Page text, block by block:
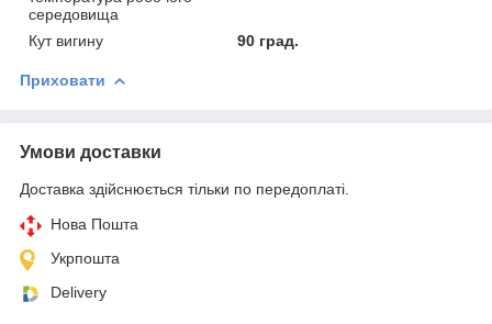
середовища
Кут вигину 90 град.
Приховати
Умови доставки
Доставка здійснюється тільки по передоплаті.
Нова Пошта
Укрпошта
Delivery